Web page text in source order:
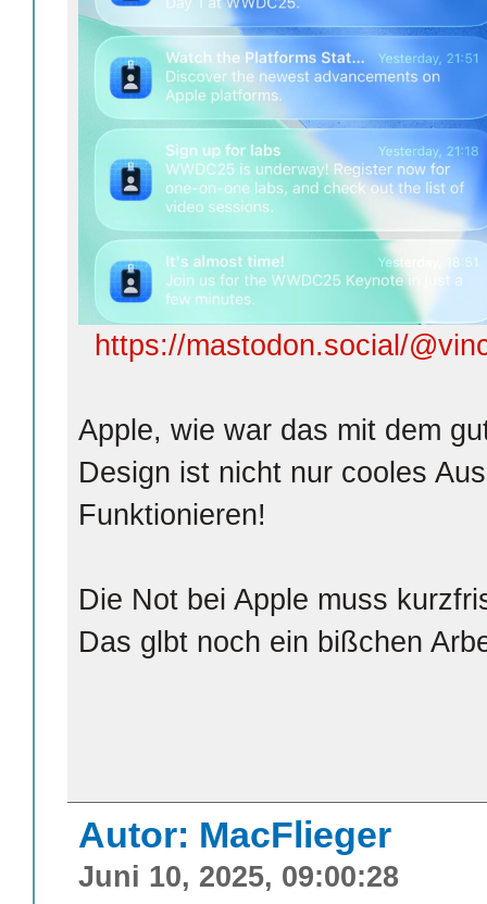
https://mastodon.social/
Apple, wie war das mit dem
Design ist nicht nur cooles
Funktionieren!
Die Not bei Apple muss
Das glbt noch ein bißchen
Autor: MacFlieger
Juni 10, 2025, 09:00:28